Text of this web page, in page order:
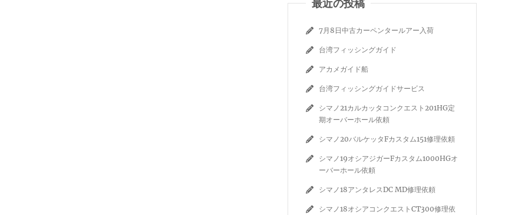
7月8日中古カーペンタールアー入荷
台湾フィッシングガイド
アカメガイド船
台湾フィッシングガイドサービス
シマノ21カルカッタコンクエスト201HG定
期オーバーホール依頼
シマノ20バルケッタFカスタム151修理依頼
シマノ19オシアジガーFカスタム1000HGオ
ーバーホール依頼
シマノ18アンタレスDC MD修理依頼
シマノ18オシアコンクエストCT300修理依